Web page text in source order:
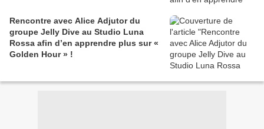
Rencontre avec Alice Adjutor du
groupe Jelly Dive au Studio Luna
Rossa afin d’en apprendre plus sur «
Golden Hour » !